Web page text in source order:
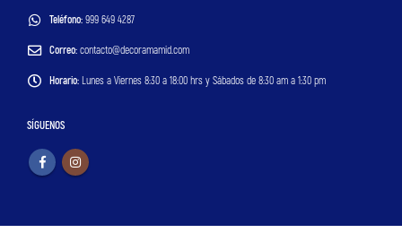
Teléfono: 999 649 4287
Correo: contacto@decoramamid.com
Horario: Lunes a Viernes 8:30 a 18:00 hrs y Sábados de 8:30 am a 1:30 pm
SÍGUENOS